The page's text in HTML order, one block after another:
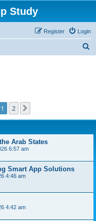
Study
Login
Register
1 2
Arab States
6:57 am
Smart App Solutions
4:46 am
4:42 am